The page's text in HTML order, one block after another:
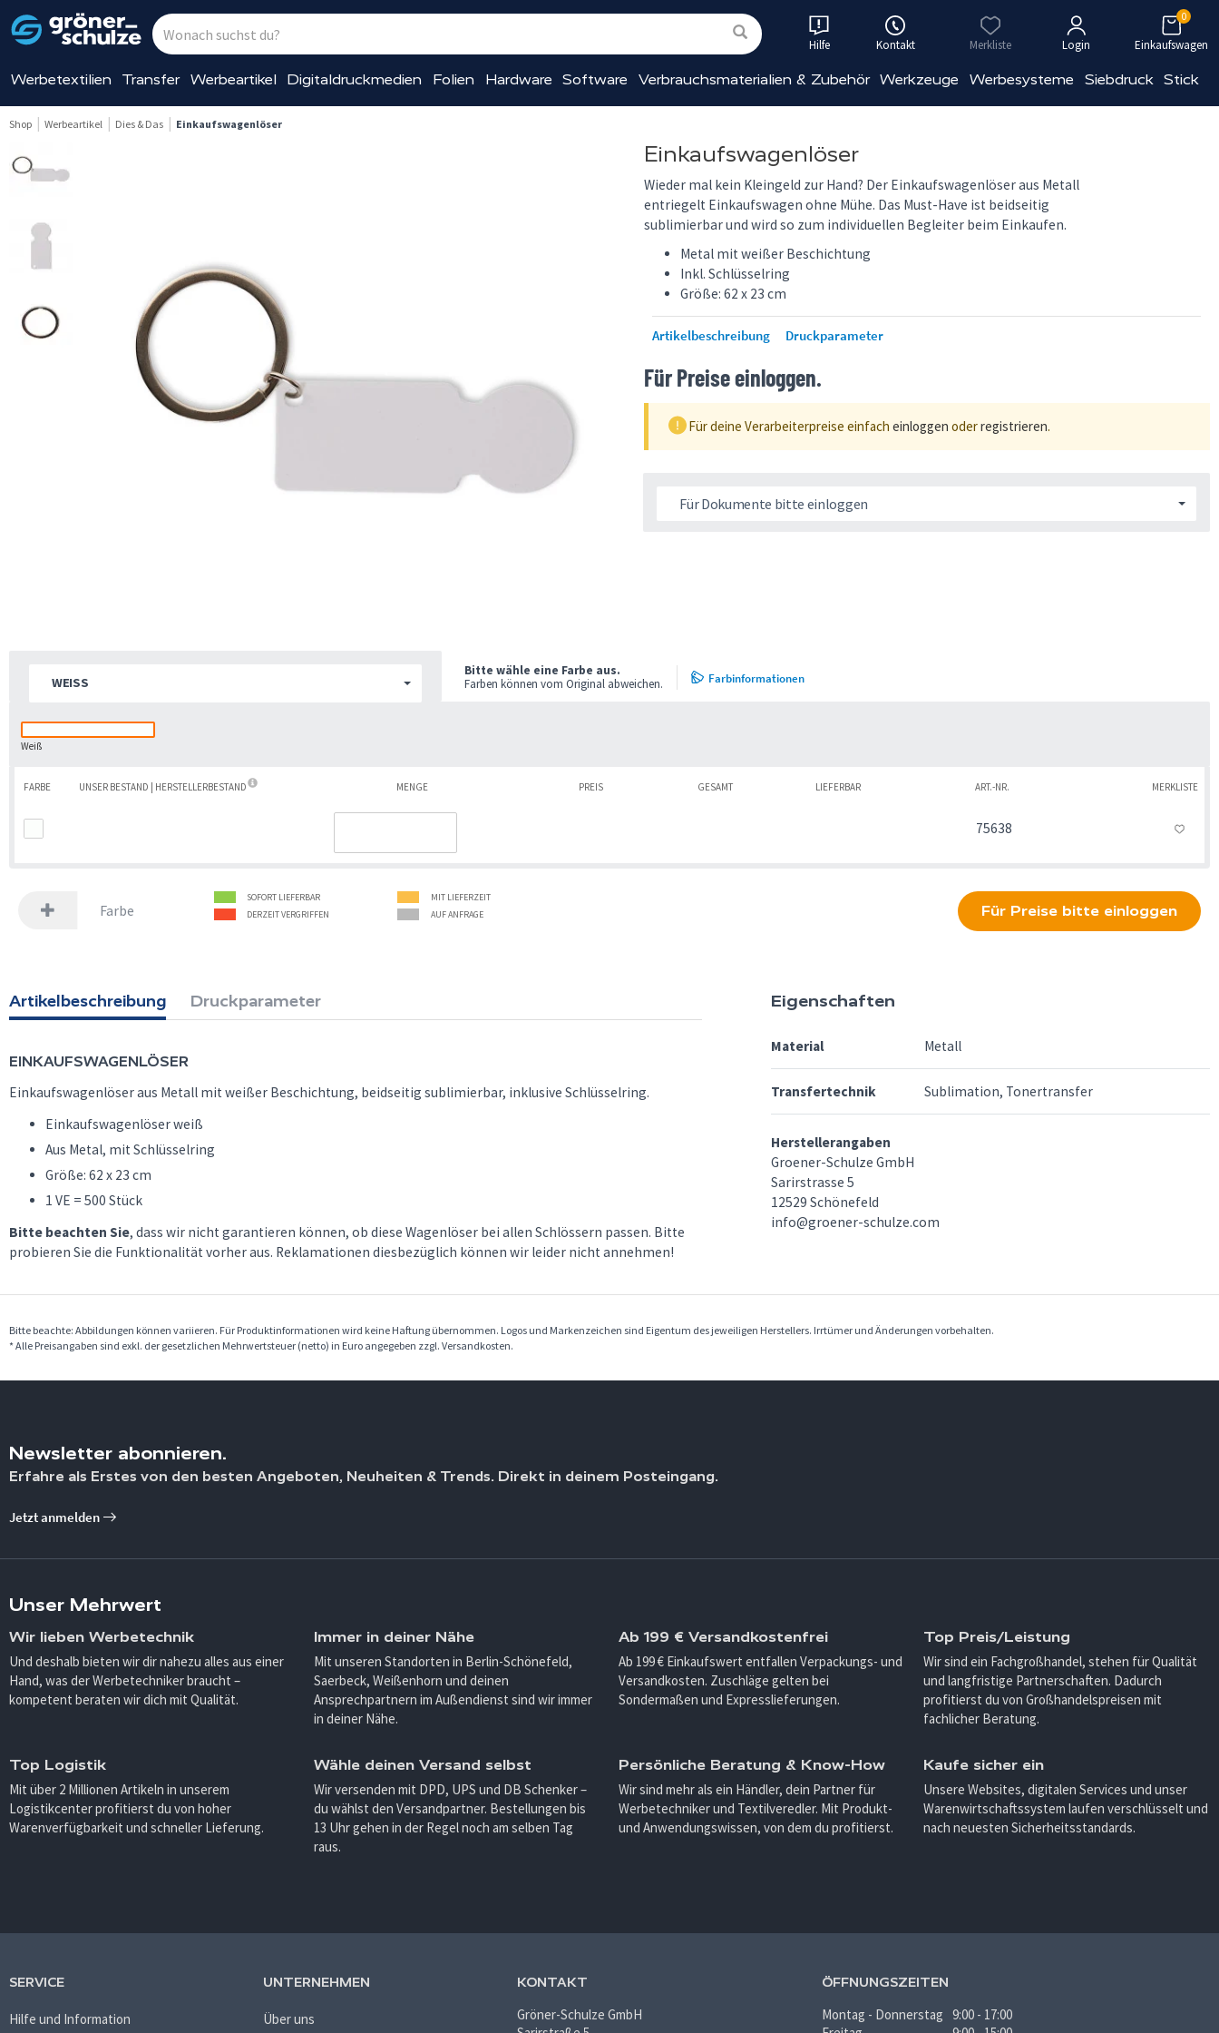
Hilfe Kontakt Merkliste Login Einkaufswagen
0
Werbetextilien Transfer Werbeartikel Digitaldruckmedien Folien Hardware Software Verbrauchsmaterialien & Zubehör Werkzeuge Werbesysteme Siebdruck Stick
Shop Werbeartikel Dies & Das Einkaufswagenlöser
Einkaufswagenlöser
Wieder mal kein Kleingeld zur Hand? Der Einkaufswagenlöser aus Metall
entriegelt Einkaufswagen ohne Mühe. Das Must-Have ist beidseitig
sublimierbar und wird so zum individuellen Begleiter beim Einkaufen.
Metal mit weißer Beschichtung
Inkl. Schlüsselring
Größe: 62 x 23 cm
Artikelbeschreibung Druckparameter
Für Preise einloggen.
Für deine Verarbeiterpreise einfach einloggen oderregistrieren.
Für Dokumente bitte einloggen
Weiß
WEISS
Bitte wähle eine Farbe aus.
Farben können vom Original abweichen.
Farbinformationen
FARBE UNSER BESTAND | HERSTELLERBESTAND MENGE PREIS GESAMT LIEFERBAR ART.-NR.
75638
MERKLISTE
Farbe
SOFORT LIEFERBAR
MIT LIEFERZEIT
DERZEIT VERGRIFFEN
AUF ANFRAGE Für Preise bitte einloggen
Artikelbeschreibung Druckparameter
EINKAUFSWAGENLÖSER
Einkaufswagenlöser aus Metall mit weißer Beschichtung, beidseitig sublimierbar, inklusive Schlüsselring.
Einkaufswagenlöser weiß
Aus Metal, mit Schlüsselring
Größe: 62 x 23 cm
1 VE = 500 Stück
Bitte beachten Sie, dass wir nicht garantieren können, ob diese Wagenlöser bei allen Schlössern passen. Bitte
probieren Sie die Funktionalität vorher aus. Reklamationen diesbezüglich können wir leider nicht annehmen!
Eigenschaften
Material Metall
Transfertechnik Sublimation, Tonertransfer
Herstellerangaben
Groener-Schulze GmbH
Sarirstrasse 5
12529 Schönefeld
info@groener-schulze.com
Bitte beachte: Abbildungen können variieren. Für Produktinformationen wird keine Haftung übernommen. Logos und Markenzeichen sind Eigentum des jeweiligen Herstellers. Irrtümer und Änderungen vorbehalten.
* Alle Preisangaben sind exkl. der gesetzlichen Mehrwertsteuer (netto) in Euro angegeben zzgl. Versandkosten.
Newsletter abonnieren.
Erfahre als Erstes von den besten Angeboten, Neuheiten & Trends. Direkt in deinem Posteingang.
Jetzt anmelden
Unser Mehrwert
Wir lieben Werbetechnik
Und deshalb bieten wir dir nahezu alles aus einer
Hand, was der Werbetechniker braucht –
kompetent beraten wir dich mit Qualität.
Immer in deiner Nähe
Mit unseren Standorten in Berlin-Schönefeld,
Saerbeck, Weißenhorn und deinen
Ansprechpartnern im Außendienst sind wir immer
in deiner Nähe.
Ab 199 € Versandkostenfrei
Ab 199 € Einkaufswert entfallen Verpackungs- und
Versandkosten. Zuschläge gelten bei
Sondermaßen und Expresslieferungen.
Top Preis/Leistung
Wir sind ein Fachgroßhandel, stehen für Qualität
und langfristige Partnerschaften. Dadurch
profitierst du von Großhandelspreisen mit
fachlicher Beratung.
Top Logistik
Mit über 2 Millionen Artikeln in unserem
Logistikcenter profitierst du von hoher
Warenverfügbarkeit und schneller Lieferung.
Wähle deinen Versand selbst
Wir versenden mit DPD, UPS und DB Schenker –
du wählst den Versandpartner. Bestellungen bis
13 Uhr gehen in der Regel noch am selben Tag
raus.
Persönliche Beratung & Know-How
Wir sind mehr als ein Händler, dein Partner für
Werbetechniker und Textilveredler. Mit Produkt-
und Anwendungswissen, von dem du profitierst.
Kaufe sicher ein
Unsere Websites, digitalen Services und unser
Warenwirtschaftssystem laufen verschlüsselt und
nach neuesten Sicherheitsstandards.
SERVICE
Hilfe und Information
UNTERNEHMEN
Über uns
KONTAKT
Gröner-Schulze GmbH
ÖFFNUNGSZEITEN
Montag - Donnerstag 9:00 - 17:00